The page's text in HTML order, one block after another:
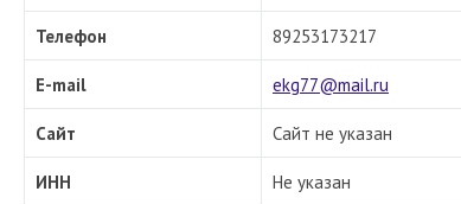
Телефон 89253173217
E-mail ekg77@mail.ru
Сайт Сайт не указан
ИНН Не указан